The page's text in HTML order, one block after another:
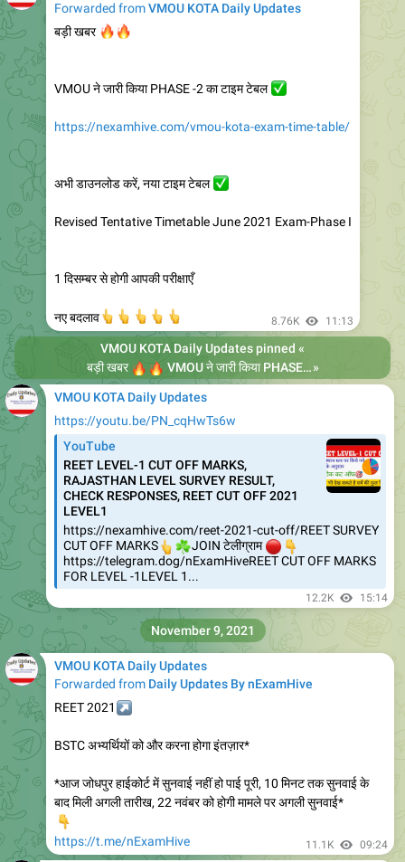
Forwarded fromVMOU KOTA Daily Updates
बड़ी खबर
VMOU ने जारी किया PHASE -2 का टाइम टेबल
✅
https://nexamhive.com/vmou-kota-exam-time-table/
अभी डाउनलोड करें, नया टाइम टेबल
✅
Revised Tentative Timetable June 2021 Exam-Phase I
1 दिसम्बर से होगी आपकी परीक्षाएँ
नए बदलाव
👆
👆
👆 8.76K 11:13
VMOU KOTA Daily Updatespinned «
बड़ी खबर
🔥
🔥VMOU ने जारी किया PHASE -2 का टाइम टेबल »
VMOU KOTA Daily Updates
https://youtu.be/PN_cqHwTs6w
YouTube
REET LEVEL-1 CUT OFF MARKS,
RAJASTHAN LEVEL SURVEY RESULT,
CHECK RESPONSES, REET CUT OFF 2021
LEVEL1
https://nexamhive.com/reet-2021-cut-off/REET SURVEY
CUT OFF MARKS
👆
☘️JOIN टेलीग्राम
🔴
👇
https://telegram.dog/nExamHiveREET CUT OFF MARKS
FOR LEVEL -1LEVEL 1...
12.2K 15:14
VMOU KOTA Daily Updates
Forwarded from Daily Updates By nExamHive
REET 2021
BSTC अभ्यर्थियों को और करना होगा इंतज़ार*
*आज जोधपुर हाईकोर्ट में सुनवाई नहीं हो पाई पूरी, 10 मिनट तक सुनवाई के
बाद मिली अगली तारीख, 22 नवंबर को होगी मामले पर अगली सुनवाई*
https://t.me/nExamHive
11.1K 09:24
November 9, 2021